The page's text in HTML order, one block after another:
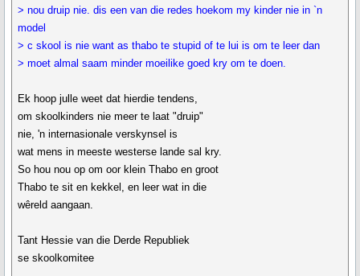
> nou druip nie. dis een van die redes hoekom my kinder nie in `n
model
> c skool is nie want as thabo te stupid of te lui is om te leer dan
> moet almal saam minder moeilike goed kry om te doen.
Ek hoop julle weet dat hierdie tendens,
om skoolkinders nie meer te laat "druip"
nie, 'n internasionale verskynsel is
wat mens in meeste westerse lande sal kry.
So hou nou op om oor klein Thabo en groot
Thabo te sit en kekkel, en leer wat in die
wêreld aangaan.
Tant Hessie van die Derde Republiek
se skoolkomitee